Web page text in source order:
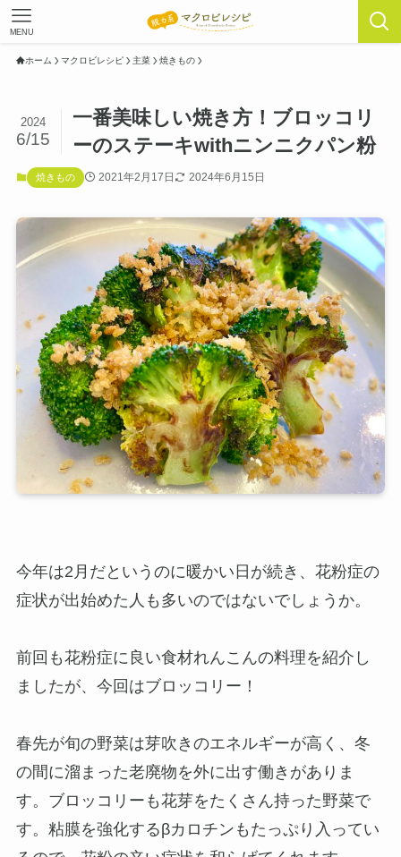
MENU
ホーム マクロビレシピ 主菜 焼きもの
一番美味しい焼き方！ブロッコリ
ーのステーキwithニンニクパン粉
2024
6/15
焼きもの 2021年2月17日 2024年6月15日
今年は2月だというのに暖かい日が続き、花粉症の
症状が出始めた人も多いのではないでしょうか。
前回も花粉症に良い食材れんこんの料理を紹介し
ましたが、今回はブロッコリー！
春先が旬の野菜は芽吹きのエネルギーが高く、冬
の間に溜まった老廃物を外に出す働きがありま
す。ブロッコリーも花芽をたくさん持った野菜で
す。粘膜を強化するβカロチンもたっぷり入ってい